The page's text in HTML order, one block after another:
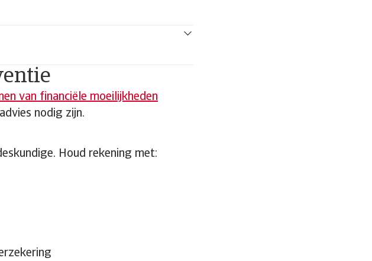
van financiële moeilijkheden
nodig zijn.
Houd rekening met: